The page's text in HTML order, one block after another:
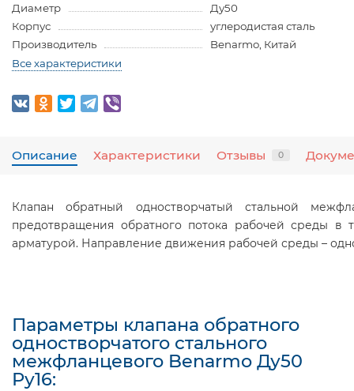
Диаметр
Ду50
Корпус
углеродистая сталь
Производитель
Benarmo, Китай
Все характеристики
Описание Характеристики Отзывы 0
Клапан обратный одностворчатый стальной
предотвращения обратного потока рабочей среды в
арматурой. Направление движения рабочей среды –
Параметры клапана обратного
одностворчатого стального
межфланцевого Benarmo Ду50
Ру16: